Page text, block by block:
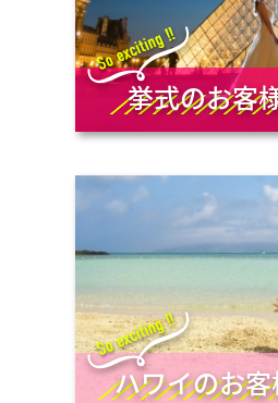
挙式のお客
ハワイのお